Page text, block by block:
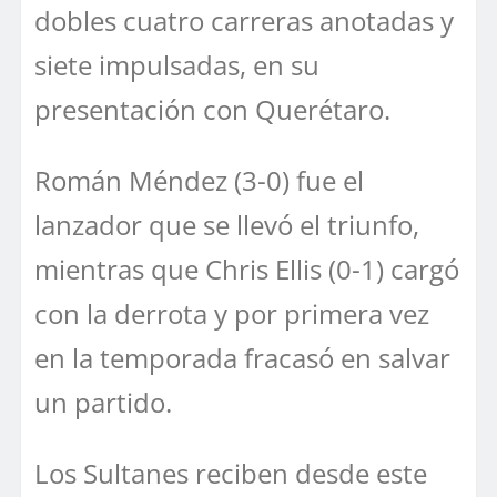
dobles cuatro carreras anotadas y
siete impulsadas, en su
presentación con Querétaro.
Román Méndez (3-0) fue el
lanzador que se llevó el triunfo,
mientras que Chris Ellis (0-1) cargó
con la derrota y por primera vez
en la temporada fracasó en salvar
un partido.
Los Sultanes reciben desde este